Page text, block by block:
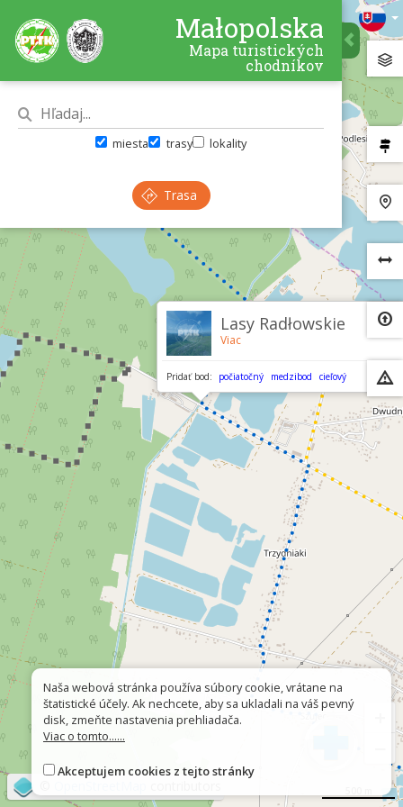
Lasy Radłowskie
Viac
Pridať bod: počiatočný medzibod cieľový
Małopolska
Mapa turistických
chodníkov
miesta trasy lokality
Trasa
Naša webová stránka používa súbory cookie, vrátane na
štatistické účely. Ak nechcete, aby sa ukladali na váš pevný
disk, zmeňte nastavenia prehliadača.
Viac o tomto......
Akceptujem cookies z tejto stránky